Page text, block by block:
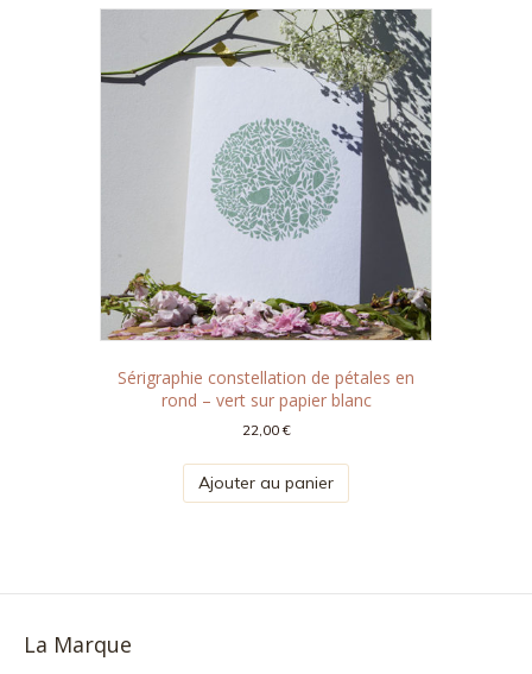
Sérigraphie constellation de pétales en
rond – vert sur papier blanc
22,00€
Ajouter au panier
La Marque